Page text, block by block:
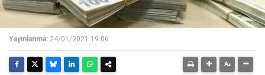
Yayınlanma: 24/01/2021 19:06